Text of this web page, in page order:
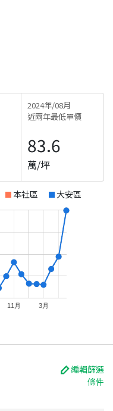
2024年/08月
近兩年最低單價
83.6
萬/坪
本社區 大安區
11月 3月
編輯篩選
條件